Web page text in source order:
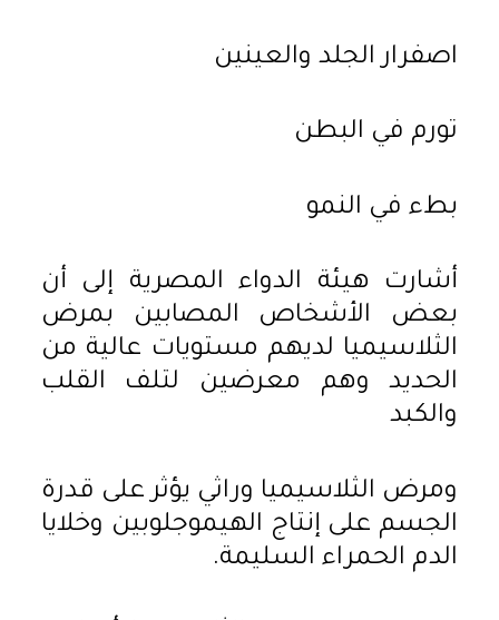
اصفرار الجلد والعينين
تورم في البطن
بطء في النمو
أشارت هيئة الدواء المصرية إلى أن
بعض الأشخاص المصابين بمرض
الثلاسيميا لديهم مستويات عالية من
الحديد وهم معرضين لتلف القلب
والكبد
ومرض الثلاسيميا وراثي يؤثر على قدرة
الجسم على إنتاج الهيموجلوبين وخلايا
الدم الحمراء السليمة.